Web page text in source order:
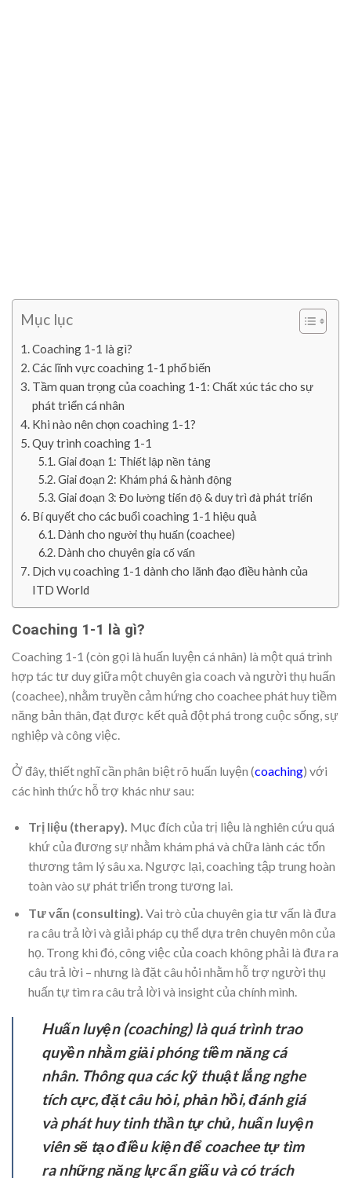
Mục lục
Coaching 1-1 là gì?
Các lĩnh vực coaching 1-1 phổ biến
Tầm quan trọng của coaching 1-1: Chất xúc tác cho sự
phát triển cá nhân
Khi nào nên chọn coaching 1-1?
Quy trình coaching 1-1
Giai đoạn 1: Thiết lập nền tảng
Giai đoạn 2: Khám phá & hành động
Giai đoạn 3: Đo lường tiến độ & duy trì đà phát triển
Bí quyết cho các buổi coaching 1-1 hiệu quả
Dành cho người thụ huấn (coachee)
Dành cho chuyên gia cố vấn
Dịch vụ coaching 1-1 dành cho lãnh đạo điều hành của
ITD World
Coaching 1-1 là gì?
Coaching 1-1 (còn gọi là huấn luyện cá nhân) là một quá trình
hợp tác tư duy giữa một chuyên gia coach và người thụ huấn
(coachee), nhằm truyền cảm hứng cho coachee phát huy tiềm
năng bản thân, đạt được kết quả đột phá trong cuộc sống, sự
nghiệp và công việc.
Ở đây, thiết nghĩ cần phân biệt rõ huấn luyện (coaching) với
các hình thức hỗ trợ khác như sau:
Trị liệu (therapy). Mục đích của trị liệu là nghiên cứu quá
khứ của đương sự nhằm khám phá và chữa lành các tổn
thương tâm lý sâu xa. Ngược lại, coaching tập trung hoàn
toàn vào sự phát triển trong tương lai.
Tư vấn (consulting). Vai trò của chuyên gia tư vấn là đưa
ra câu trả lời và giải pháp cụ thể dựa trên chuyên môn của
họ. Trong khi đó, công việc của coach không phải là đưa ra
câu trả lời – nhưng là đặt câu hỏi nhằm hỗ trợ người thụ
huấn tự tìm ra câu trả lời và insight của chính mình.
Huấn luyện (coaching) là quá trình trao
quyền nhằm giải phóng tiềm năng cá
nhân. Thông qua các kỹ thuật lắng nghe
tích cực, đặt câu hỏi, phản hồi, đánh giá
và phát huy tinh thần tự chủ, huấn luyện
viên sẽ tạo điều kiện để coachee tự tìm
ra những năng lực ẩn giấu và có trách